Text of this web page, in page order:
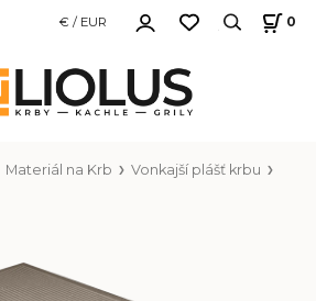
€ / EUR 0
Materiál na Krb Vonkajší plášť krbu